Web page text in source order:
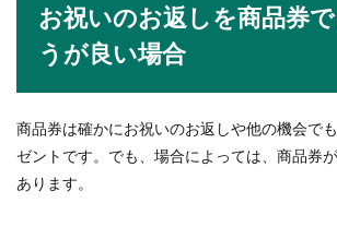
お祝いのお返しを商品券
うが良い場合
商品券は確かにお祝いのお返しや他の機会で
ゼントです。でも、場合によっては、商品券
あります。